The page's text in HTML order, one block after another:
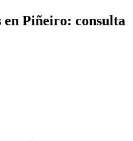
en Piñeiro: consulta